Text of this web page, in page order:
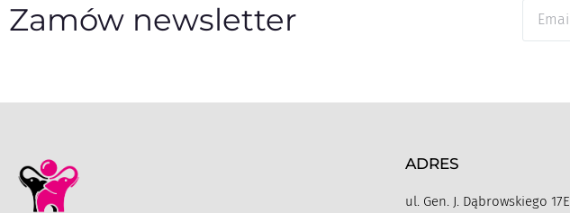
Zamów newsletter
ADRES
ul. Gen. J. Dąbrowskiego 17E